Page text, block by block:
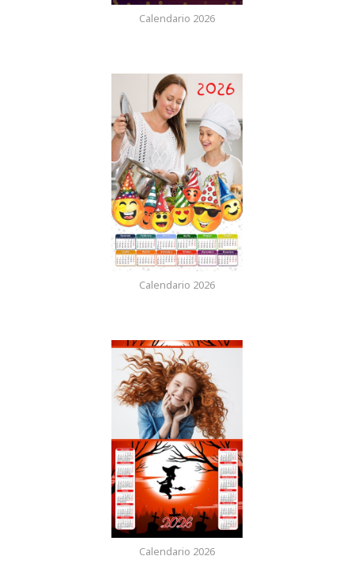
Calendario 2026
Calendario 2026
Calendario 2026